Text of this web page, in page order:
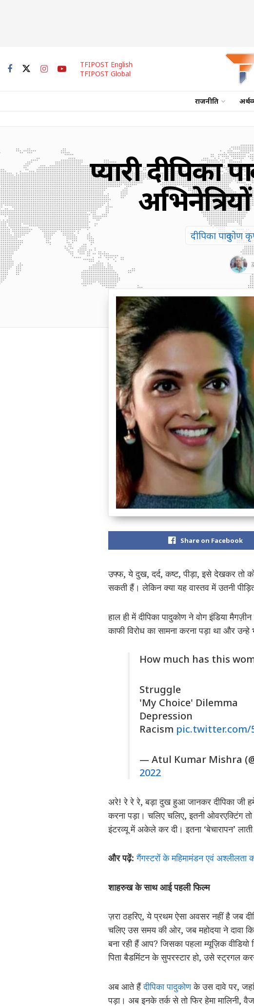
TFIPOST English
TFIPOST Global
राजनीति
प्यारी दीपिका
दीपिका
Share on Facebook
उफ्फ, ये दुख, दर्द, कष्ट, पीड़ा, इसे देखकर तो
सकती हैं। लेकिन क्या यह वास्तव में उतनी
हाल ही में दीपिका पादुकोण ने वोग इंडिया
काफी विरोध का सामना करना पड़ा था और
How much has this
Struggle
'My Choice' Dilemma
Depression
Racism pic.twitter.com/
— Atul Kumar Mishra
2022
अरे! रे रे रे, बड़ा दुख हुआ जानकर दीपिका जी
करना पड़ा। चलिए चलिए, इतनी ओवरएक्टिंग
इंटरव्यू में अकेले कर दी। इतना ‘बेचारापन’
और पढ़ें:गैंगस्टरों के महिमामंडन एवं अश्लीलता
शाहरुख के साथ आई पहली फिल्म
ज़रा ठहरिए, ये प्रथम ऐसा अवसर नहीं है जब
चलिए उस समय की ओर, जब महोदया ने दावा
बना रही हैं आप? जिसका पहला म्यूज़िक
पिता बैडमिंटन के सुपरस्टार हो, उसे स्ट्रगल
अब आते हैंदीपिका पादुकोणके उस दावे पर, जहां
पड़ा। अब इनके तर्क से तो फिर हेमा मालिनी,